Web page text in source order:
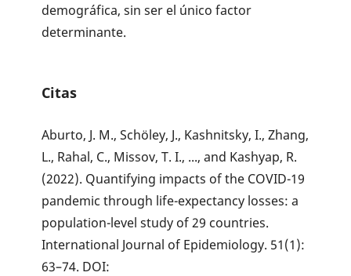
demográfica, sin ser el único factor
determinante.
Citas
Aburto, J. M., Schöley, J., Kashnitsky, I., Zhang,
L., Rahal, C., Missov, T. I., ..., and Kashyap, R.
(2022). Quantifying impacts of the COVID-19
pandemic through life-expectancy losses: a
population-level study of 29 countries.
International Journal of Epidemiology. 51(1):
63–74. DOI: